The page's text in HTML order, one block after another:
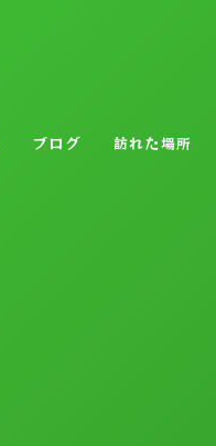
ブログ 訪れた場所